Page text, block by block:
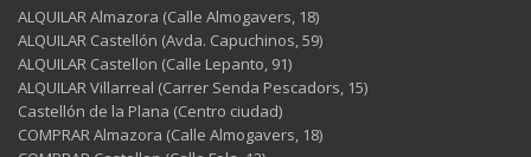
ALQUILAR Almazora (Calle Almogavers, 18)
ALQUILAR Castellón (Avda. Capuchinos, 59)
ALQUILAR Castellon (Calle Lepanto, 91)
ALQUILAR Villarreal (Carrer Senda Pescadors, 15)
Castellón de la Plana (Centro ciudad)
COMPRAR Almazora (Calle Almogavers, 18)